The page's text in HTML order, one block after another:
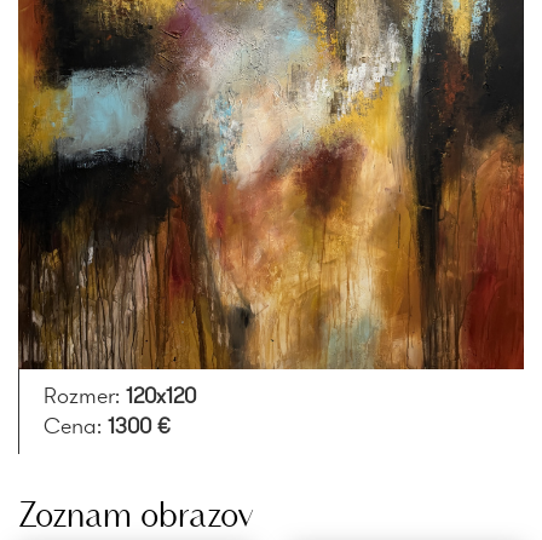
Rozmer: 120x120
Cena: 1300 €
Zoznam obrazov